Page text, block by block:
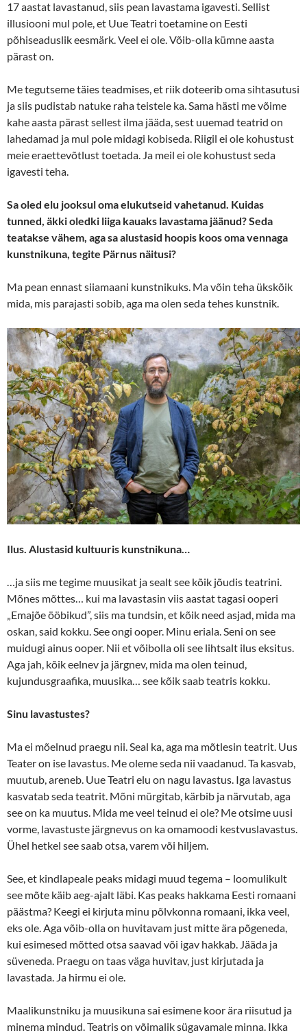
17 aastat lavastanud, siis pean lavastama igavesti. Sellist
illusiooni mul pole, et Uue Teatri toetamine on Eesti
põhiseaduslik eesmärk. Veel ei ole. Võib-olla kümne aasta
pärast on.
Me tegutseme täies teadmises, et riik doteerib oma sihtasutusi
ja siis pudistab natuke raha teistele ka. Sama hästi me võime
kahe aasta pärast sellest ilma jääda, sest uuemad teatrid on
lahedamad ja mul pole midagi kobiseda. Riigil ei ole kohustust
meie eraettevõtlust toetada. Ja meil ei ole kohustust seda
igavesti teha.
Sa oled elu jooksul omaelukutseid vahetanud. Kuidas
tunned, äkki oledki liiga kauaks lavastama jäänud? Seda
teatakse vähem, aga sa alustasid hoopis koos oma vennaga
kunstnikuna, tegite Pärnus näitusi?
Ma pean ennast siiamaani kunstnikuks. Ma võin teha ükskõik
mida, mis parajasti sobib, aga ma olen seda tehes kunstnik.
Ilus. Alustasid kultuuris kunstnikuna…
…ja siis me tegime muusikat ja sealt see kõik jõudis teatrini.
Mõnes mõttes… kui ma lavastasin viis aastat tagasi ooperi
„Emajõe ööbikud”, siis ma tundsin, et kõik need asjad, mida ma
oskan, said kokku. See ongi ooper. Minu eriala. Seni on see
muidugi ainus ooper. Nii et võibolla oli see lihtsalt ilus eksitus.
Aga jah, kõik eelnev ja järgnev, mida ma olen teinud,
kujundusgraafika, muusika… see kõik saab teatris kokku.
Sinu lavastustes?
Ma ei mõelnud praegu nii. Seal ka, aga ma mõtlesin teatrit. Uus
Teater on ise lavastus. Me oleme seda nii vaadanud. Ta kasvab,
muutub, areneb. Uue Teatri elu on nagu lavastus. Iga lavastus
kasvatab seda teatrit. Mõni mürgitab, kärbib ja närvutab, aga
see on ka muutus. Mida me veel teinud ei ole? Me otsime uusi
vorme, lavastuste järgnevus on ka omamoodi kestvuslavastus.
Ühel hetkel see saab otsa, varem või hiljem.
See, et kindlapeale peaks midagi muud tegema – loomulikult
see mõte käib aeg-ajalt läbi. Kas peaks hakkama Eesti romaani
päästma? Keegi ei kirjuta minu põlvkonna romaani, ikka veel,
eks ole. Aga võib-olla on huvitavam just mitte ära põgeneda,
kui esimesed mõtted otsa saavad või igav hakkab. Jääda ja
süveneda. Praegu on taas väga huvitav, just kirjutada ja
lavastada. Ja hirmu ei ole.
Maalikunstniku ja muusikuna sai esimene koor ära riisutud ja
minema mindud. Teatris on võimalik sügavamale minna. Ikka